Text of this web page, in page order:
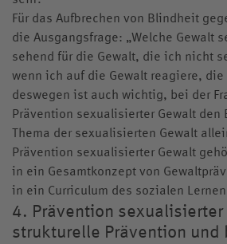
Für das Aufbrechen von Blindheit
die Ausgangsfrage: „Welche Gewalt
sehend für die Gewalt, die ich nicht
wenn ich auf die Gewalt reagiere,
deswegen ist auch wichtig, bei der
Prävention sexualisierter Gewalt den
Thema der sexualisierten Gewalt
Prävention sexualisierter Gewalt
in ein Gesamtkonzept von
in ein Curriculum des sozialen
4. Prävention
strukturelle Prävention und